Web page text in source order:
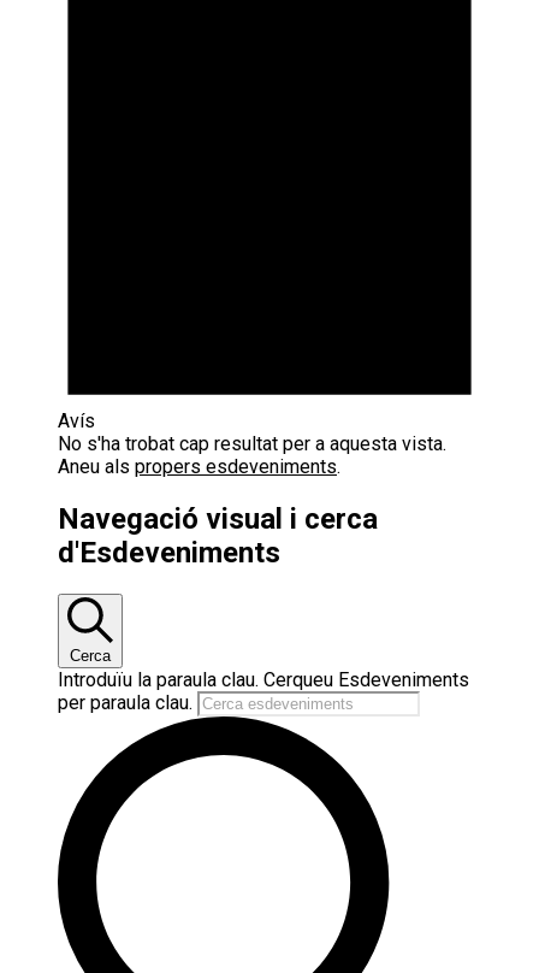
Avís
No s'ha trobat cap resultat per a aquesta vista.
Aneu als propers esdeveniments.
Navegació visual i cerca
d'Esdeveniments
Cerca
Introduïu la paraula clau. Cerqueu Esdeveniments
per paraula clau.